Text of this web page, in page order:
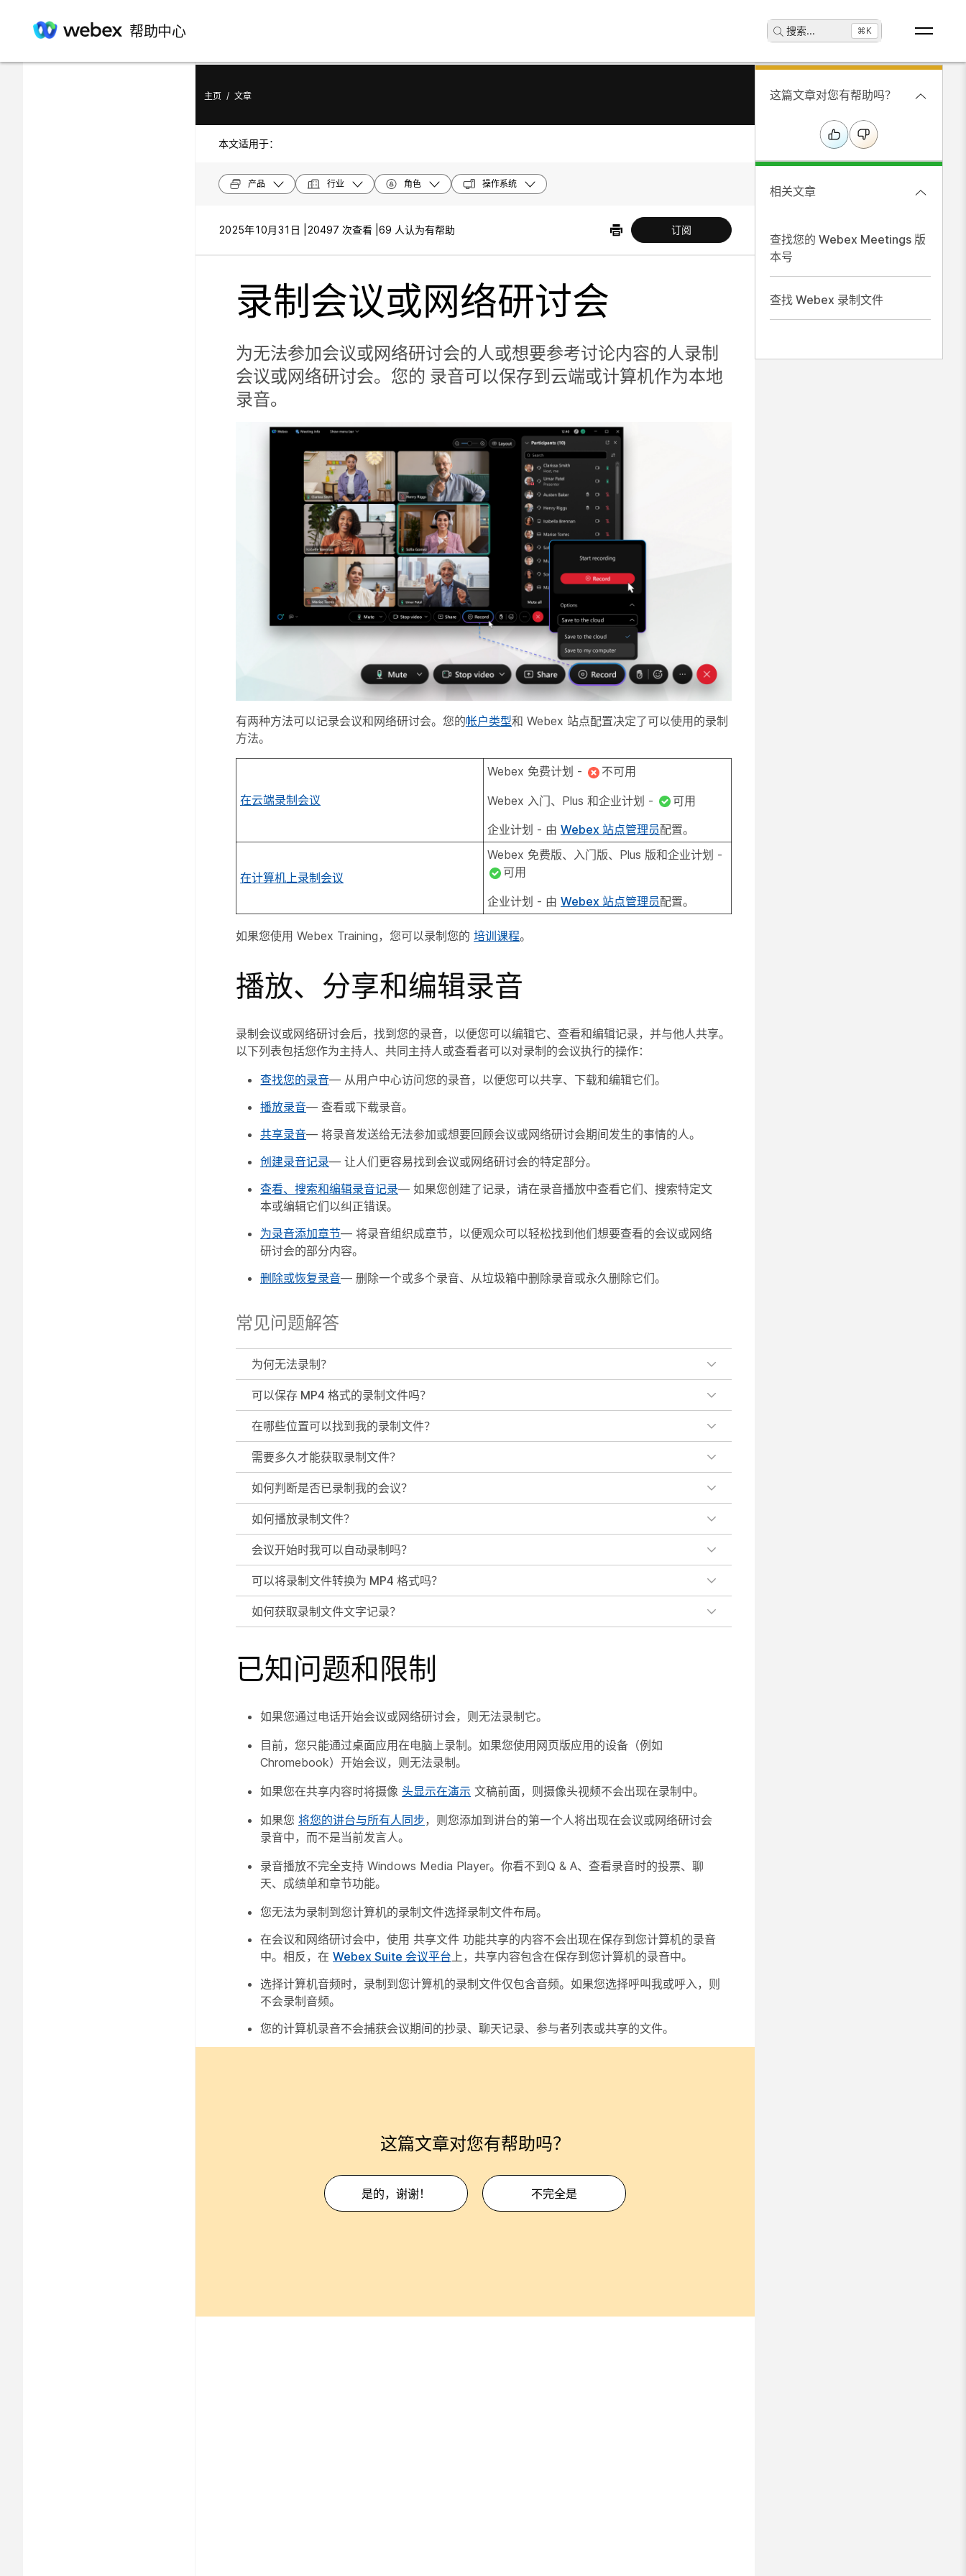
帮助中心 搜索... ⌘K
在此文章中
主页 / 文章
本文适用于：
产品 行业 角色 操作系统
2025年10月31日 | 20497 次查看 | 69 人认为有帮助 订阅
录制会议或网络研讨会
为无法参加会议或网络研讨会的人或想要参考讨论内容的人录制
会议或网络研讨会。您的 录音可以保存到云端或计算机作为本地
录音。
有两种方法可以记录会议和网络研讨会。您的帐户类型和 Webex 站点配置决定了可以使用的录制
方法。
在云端录制会议
Webex 免费计划 - 不可用
Webex 入门、Plus 和企业计划 - 可用
企业计划 - 由 Webex 站点管理员配置。
在计算机上录制会议
Webex 免费版、入门版、Plus 版和企业计划 -
可用
企业计划 - 由 Webex 站点管理员配置。
如果您使用 Webex Training，您可以录制您的 培训课程。
播放、分享和编辑录音
录制会议或网络研讨会后，找到您的录音，以便您可以编辑它、查看和编辑记录，并与他人共享。
以下列表包括您作为主持人、共同主持人或查看者可以对录制的会议执行的操作：
查找您的录音— 从用户中心访问您的录音，以便您可以共享、下载和编辑它们。
播放录音— 查看或下载录音。
共享录音— 将录音发送给无法参加或想要回顾会议或网络研讨会期间发生的事情的人。
创建录音记录— 让人们更容易找到会议或网络研讨会的特定部分。
查看、搜索和编辑录音记录— 如果您创建了记录，请在录音播放中查看它们、搜索特定文
本或编辑它们以纠正错误。
为录音添加章节— 将录音组织成章节，以便观众可以轻松找到他们想要查看的会议或网络
研讨会的部分内容。
删除或恢复录音— 删除一个或多个录音、从垃圾箱中删除录音或永久删除它们。
常见问题解答
为何无法录制？
可以保存 MP4 格式的录制文件吗？
在哪些位置可以找到我的录制文件？
需要多久才能获取录制文件？
如何判断是否已录制我的会议？
如何播放录制文件？
会议开始时我可以自动录制吗？
可以将录制文件转换为 MP4 格式吗？
如何获取录制文件文字记录？
已知问题和限制
如果您通过电话开始会议或网络研讨会，则无法录制它。
目前，您只能通过桌面应用在电脑上录制。如果您使用网页版应用的设备（例如
Chromebook）开始会议，则无法录制。
如果您在共享内容时将摄像 头显示在演示 文稿前面，则摄像头视频不会出现在录制中。
如果您 将您的讲台与所有人同步，则您添加到讲台的第一个人将出现在会议或网络研讨会
录音中，而不是当前发言人。
录音播放不完全支持 Windows Media Player。你看不到Q & A、查看录音时的投票、聊
天、成绩单和章节功能。
您无法为录制到您计算机的录制文件选择录制文件布局。
在会议和网络研讨会中，使用 共享文件 功能共享的内容不会出现在保存到您计算机的录音
中。相反，在 Webex Suite 会议平台 上，共享内容包含在保存到您计算机的录音中。
选择计算机音频时，录制到您计算机的录制文件仅包含音频。如果您选择呼叫我或呼入 ，则
不会录制音频。
您的计算机录音不会捕获会议期间的抄录、聊天记录、参与者列表或共享的文件。
这篇文章对您有帮助吗？
是的，谢谢！ 不完全是
这篇文章对您有帮助吗？
相关文章
查找您的 Webex Meetings 版
本号
查找 Webex 录制文件